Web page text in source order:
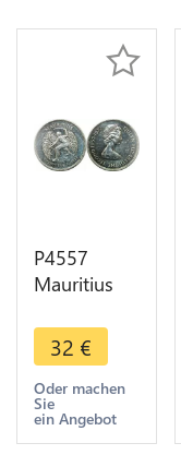
P4557
Mauritius
Elisabeth II
1977 Silver
Proof
32 €
Oder machen
Sie
ein Angebot